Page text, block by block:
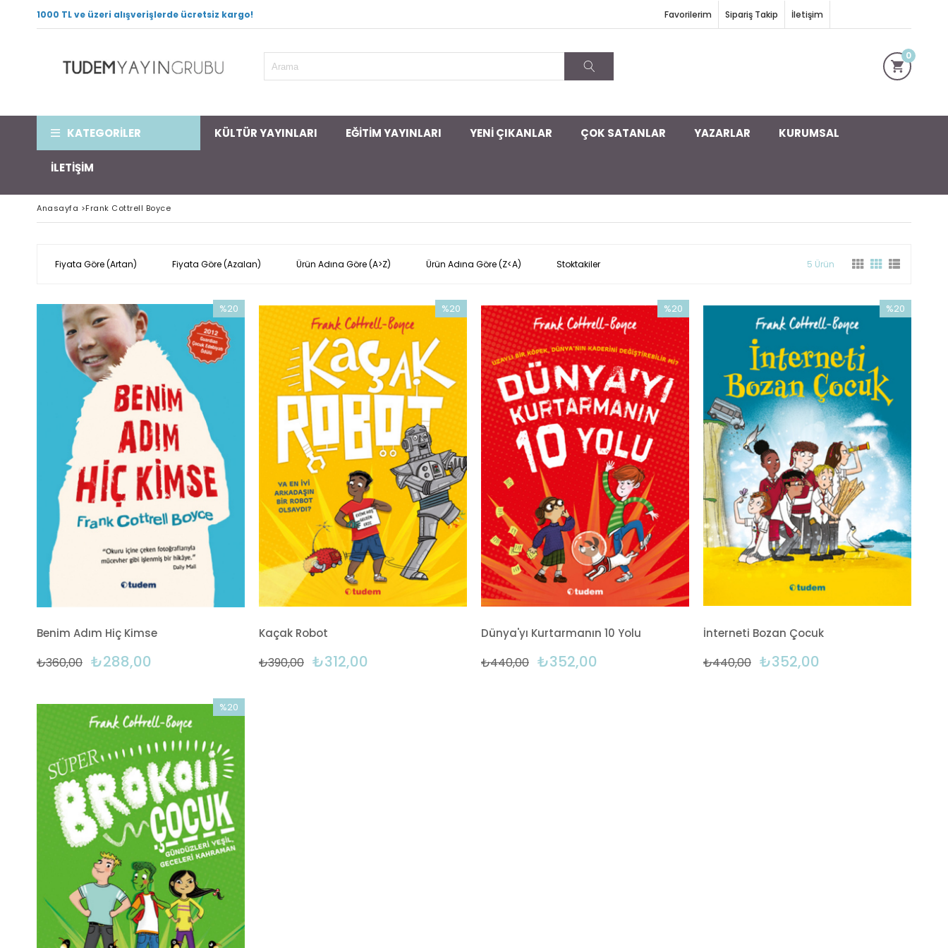
1000 TL ve üzeri alışverişlerde ücretsiz kargo! Sipariş Takip İletişim
Favorilerim
0
KATEGORİLER KÜLTÜR YAYINLARI EĞİTİM YAYINLARI YENİ ÇIKANLAR ÇOK SATANLAR YAZARLAR KURUMSAL
İLETİŞİM
Anasayfa >Frank Cottrell Boyce
Fiyata Göre (Artan) Fiyata Göre (Azalan) Ürün Adına Göre (A>Z) Ürün Adına Göre (Z<A) Stoktakiler 5 Ürün
Benim Adım Hiç Kimse
₺288,00
₺360,00
%20
İndirim
%20İndirim
Kaçak Robot
₺312,00
₺390,00
%20
%20İndirim
Dünya'yı Kurtarmanın 10 Yolu
₺352,00
₺440,00
%20
İndirim
%20İndirim
İnterneti Bozan Çocuk
₺352,00
₺440,00
%20
%20
%20İndirim